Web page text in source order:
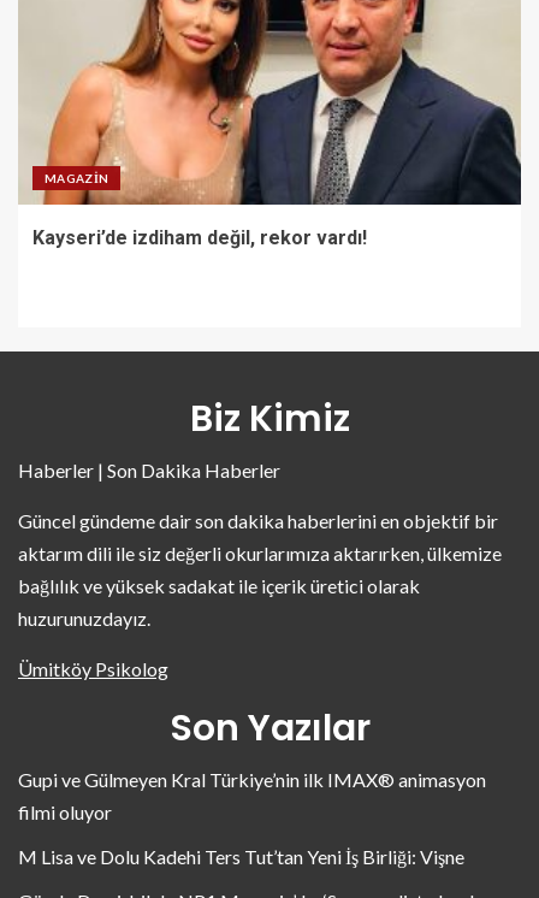
MAGAZIN
Kayseri’de izdiham değil, rekor vardı!
Biz Kimiz
Haberler | Son Dakika Haberler
Güncel gündeme dair son dakika haberlerini en objektif bir
aktarım dili ile siz değerli okurlarımıza aktarırken, ülkemize
bağlılık ve yüksek sadakat ile içerik üretici olarak
huzurunuzdayız.
Ümitköy Psikolog
Son Yazılar
Gupi ve Gülmeyen Kral Türkiye’nin ilk IMAX® animasyon
filmi oluyor
M Lisa ve Dolu Kadehi Ters Tut’tan Yeni İş Birliği: Vişne